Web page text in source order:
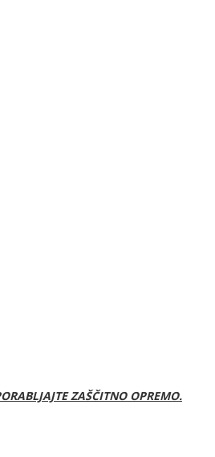
ZAŠČITNO OPREMO.